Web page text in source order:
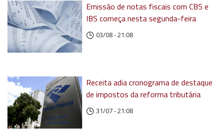
Emissão de notas fiscais com CBS e
IBS começa nesta segunda-feira
03/08 - 21:08
Receita adia cronograma de destaque
de impostos da reforma tributária
31/07 - 21:08